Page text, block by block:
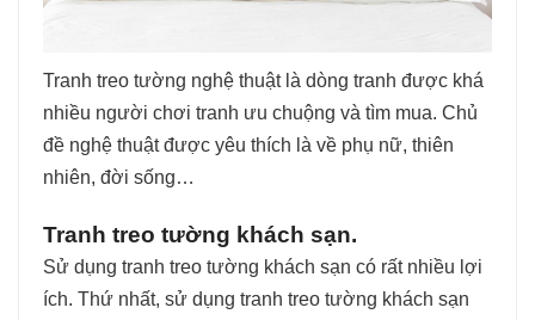
Tranh treo tường nghệ thuật là dòng tranh được khá
nhiều người chơi tranh ưu chuộng và tìm mua. Chủ
đề nghệ thuật được yêu thích là về phụ nữ, thiên
nhiên, đời sống…
Tranh treo tường khách sạn.
Sử dụng tranh treo tường khách sạn có rất nhiều lợi
ích. Thứ nhất, sử dụng tranh treo tường khách sạn